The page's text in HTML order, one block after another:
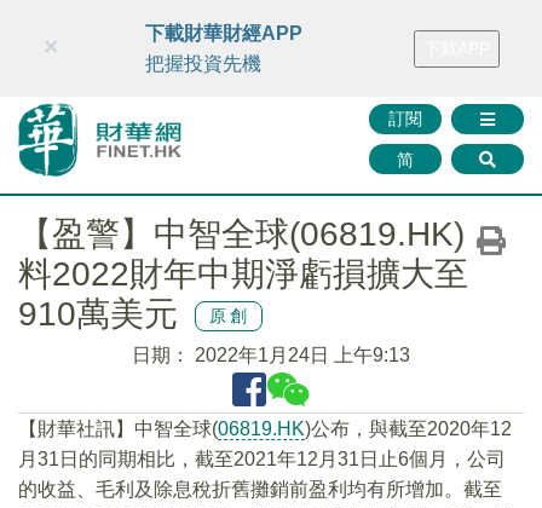
財華智庫網 FINTV FINMETA 財華證券 媒體矩陣
訂閱
简
×
下載財華財經APP
把握投資先機
【盈警】中智全球(06819.HK)
料2022財年中期淨虧損擴大至
910萬美元
原創
日期： 2022年1月24日 上午9:13
【財華社訊】中智全球(06819.HK)公布，與截至2020年12
月31日的同期相比，截至2021年12月31日止6個月，公司
的收益、毛利及除息稅折舊攤銷前盈利均有所增加。截至